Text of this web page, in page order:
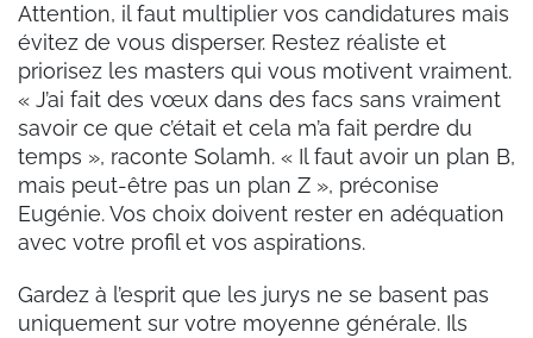
Attention, il faut multiplier vos candidatures mais
évitez de vous disperser. Restez réaliste et
priorisez les masters qui vous motivent vraiment.
« J’ai fait des vœux dans des facs sans vraiment
savoir ce que c’était et cela m’a fait perdre du
temps », raconte Solamh. « Il faut avoir un plan B,
mais peut-être pas un plan Z », préconise
Eugénie. Vos choix doivent rester en adéquation
avec votre profil et vos aspirations.
Gardez à l’esprit que les jurys ne se basent pas
uniquement sur votre moyenne générale. Ils